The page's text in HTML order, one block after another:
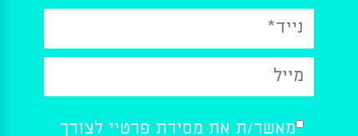
מאשר/ת את מסירת פרטיי לצורך